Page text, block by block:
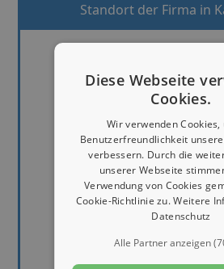
Standort der Firma in
Diese Webseite
Cookies.
Wir verwenden Cookies,
Benutzerfreundlichkeit
verbessern. Durch die
unserer Webseite
Verwendung von Cookies
Cookie-Richtlinie zu.Weitere
Datenschutz
Alle Partner anzeigen